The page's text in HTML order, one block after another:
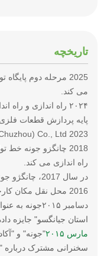
تاریخچه
2025 مرحله دوم
می کند.
پایه پردازش قطعات
2023 Junhe Technology (Chuzhou) Co., Ltd تاسیس شد.
2018 چانگزو جونه
راه اندازی می کند.
در سال 2017، چانگژو جونه از ISO9001 و ISO18000 عبور کرد.
2016 محل نقل مکان کارخانه مواد شیمیایی و تجهیزات.
دسامبر ۲۰۱۵
جونه به
استان جیانگسو" جایزه
مارس ۲۰۱۵
"جونه" و
سخنرانی مشترک درباره